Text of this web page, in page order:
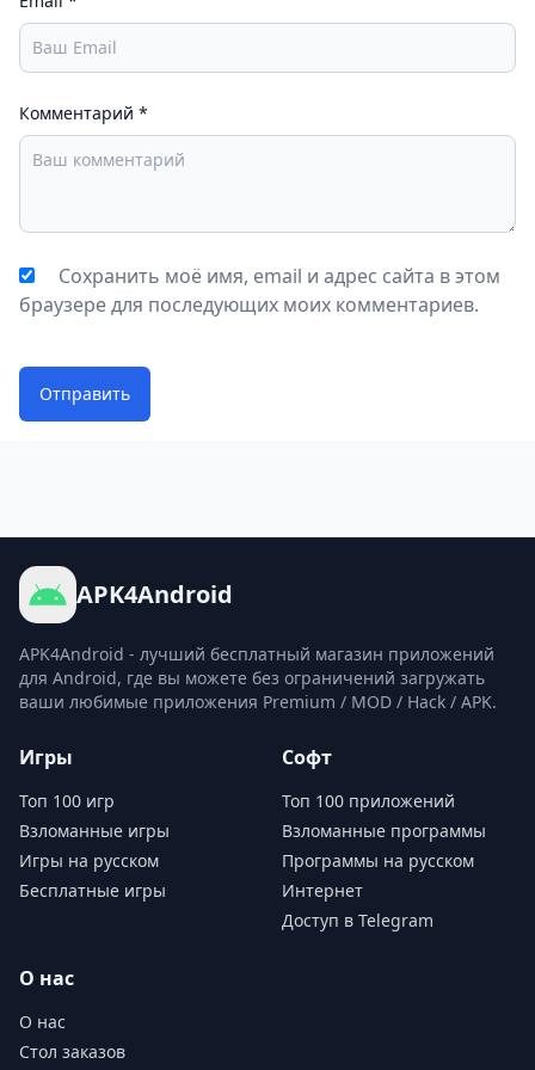
Комментарий *
Сохранить моё имя, email и адрес сайта в этом
браузере для последующих моих комментариев.
Отправить
APK4Android
APK4Android - лучший бесплатный магазин приложений
для Android, где вы можете без ограничений загружать
ваши любимые приложения Premium / MOD / Hack / APK.
Игры
Топ 100 игр
Взломанные игры
Игры на русском
Бесплатные игры
Софт
Топ 100 приложений
Взломанные программы
Программы на русском
Интернет
Доступ в Telegram
О нас
О нас
Стол заказов